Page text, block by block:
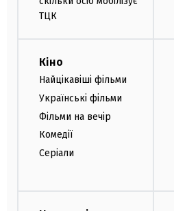
ТЦК
Кіно
Найцікавіші фільми
Українські фільми
Фільми на вечір
Комедії
Серіали